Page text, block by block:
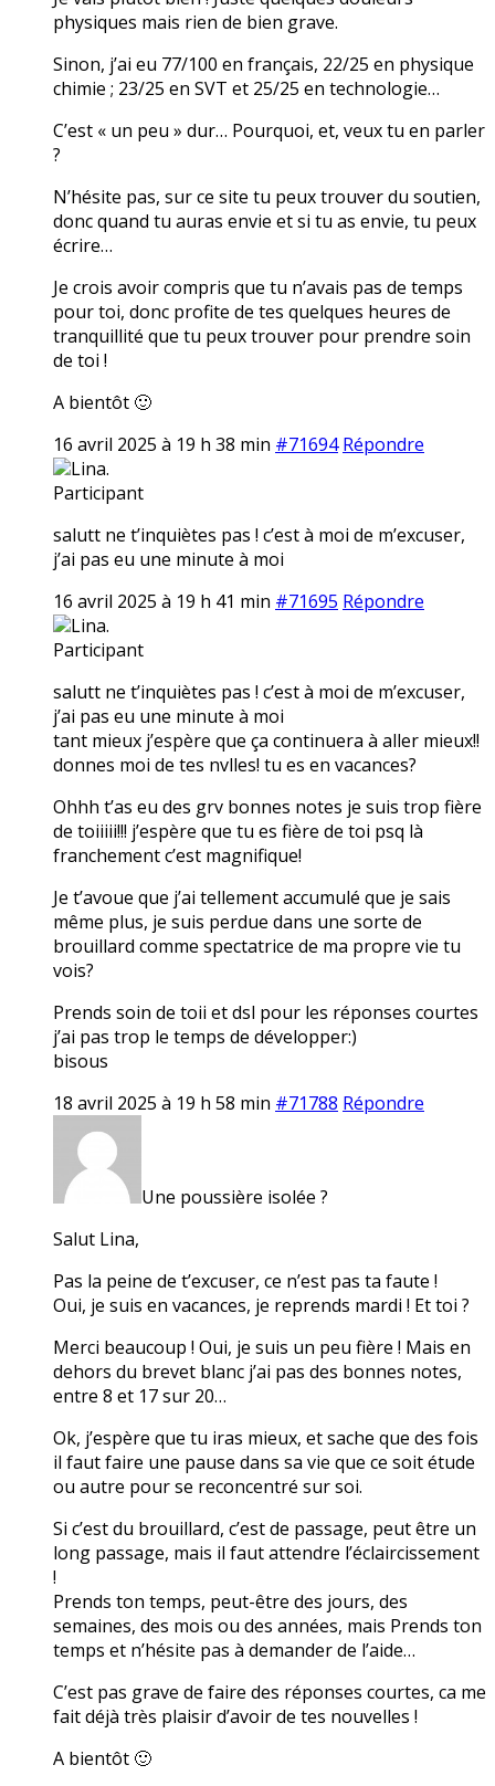
physiques mais rien de bien grave.
Sinon, j’ai eu 77/100 en français, 22/25 en physique
chimie ; 23/25 en SVT et 25/25 en technologie…
C’est « un peu » dur… Pourquoi, et, veux tu en parler
?
N’hésite pas, sur ce site tu peux trouver du soutien,
donc quand tu auras envie et si tu as envie, tu peux
écrire…
Je crois avoir compris que tu n’avais pas de temps
pour toi, donc profite de tes quelques heures de
tranquillité que tu peux trouver pour prendre soin
de toi !
A bientôt 🙂
16 avril 2025 à 19 h 38 min #71694 Répondre
Lina.
Participant
salutt ne t’inquiètes pas ! c’est à moi de m’excuser,
j’ai pas eu une minute à moi
16 avril 2025 à 19 h 41 min #71695 Répondre
Lina.
Participant
salutt ne t’inquiètes pas ! c’est à moi de m’excuser,
j’ai pas eu une minute à moi
tant mieux j’espère que ça continuera à aller mieux!!
donnes moi de tes nvlles! tu es en vacances?
Ohhh t’as eu des grv bonnes notes je suis trop fière
de toiiiii!!! j’espère que tu es fière de toi psq là
franchement c’est magnifique!
Je t’avoue que j’ai tellement accumulé que je sais
même plus, je suis perdue dans une sorte de
brouillard comme spectatrice de ma propre vie tu
vois?
Prends soin de toii et dsl pour les réponses courtes
j’ai pas trop le temps de développer:)
bisous
18 avril 2025 à 19 h 58 min #71788 Répondre
Une poussière isolée ?
Salut Lina,
Pas la peine de t’excuser, ce n’est pas ta faute !
Oui, je suis en vacances, je reprends mardi ! Et toi ?
Merci beaucoup ! Oui, je suis un peu fière ! Mais en
dehors du brevet blanc j’ai pas des bonnes notes,
entre 8 et 17 sur 20…
Ok, j’espère que tu iras mieux, et sache que des fois
il faut faire une pause dans sa vie que ce soit étude
ou autre pour se reconcentré sur soi.
Si c’est du brouillard, c’est de passage, peut être un
long passage, mais il faut attendre l’éclaircissement
!
Prends ton temps, peut-être des jours, des
semaines, des mois ou des années, mais Prends ton
temps et n’hésite pas à demander de l’aide…
C’est pas grave de faire des réponses courtes, ca me
fait déjà très plaisir d’avoir de tes nouvelles !
A bientôt 🙂